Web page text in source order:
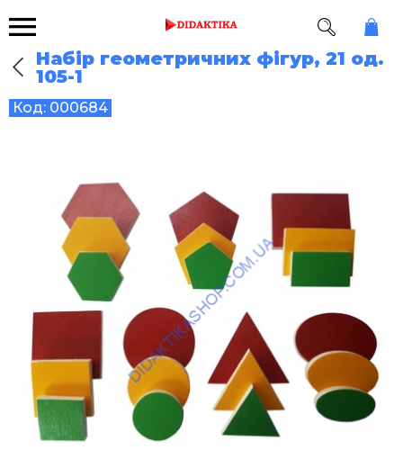
Набір геометричних фігур, 21 од.
105-1
Код: 000684